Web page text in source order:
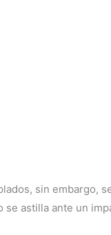
sin embargo,
astilla ante un